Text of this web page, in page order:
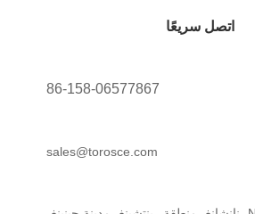
اتصل سريعًا
86-158-06577867
sales@torosce.com